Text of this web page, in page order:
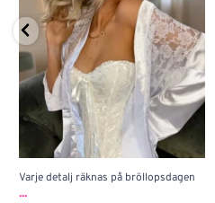
Varje detalj räknas på bröllopsdagen
...